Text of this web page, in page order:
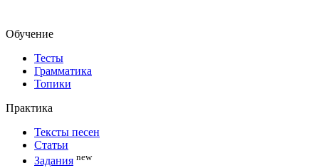
Обучение
Тесты
Грамматика
Топики
Практика
Тексты песен
Статьи
Задания new